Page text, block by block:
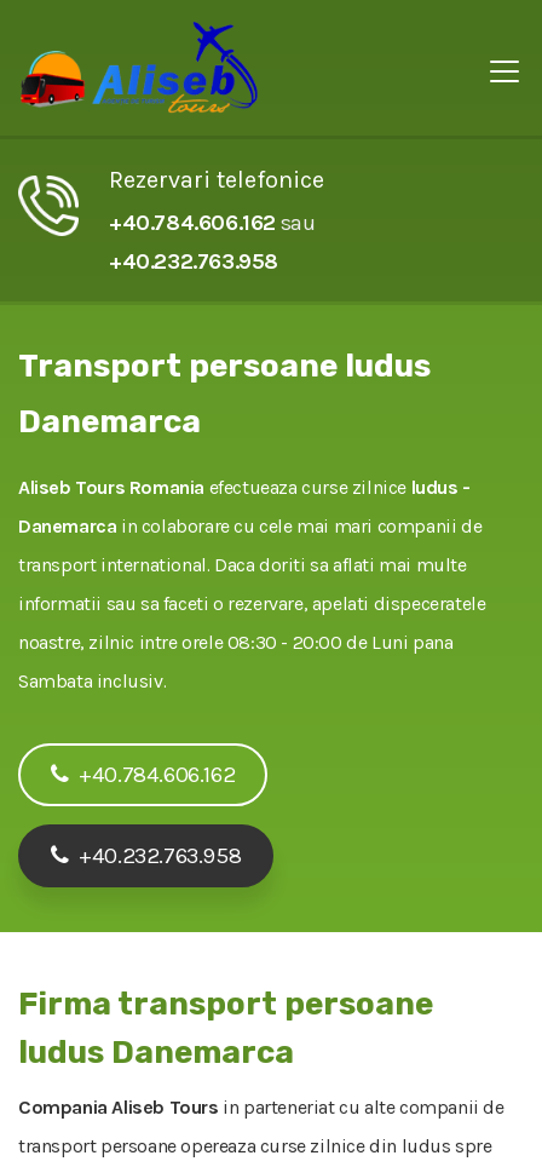
Rezervari telefonice
+40.784.606.162 sau
+40.232.763.958
Transport persoane ludus
Danemarca
Aliseb Tours Romania efectueaza curse zilnice ludus -
Danemarca in colaborare cu cele mai mari companii de
transport international. Daca doriti sa aflati mai multe
informatii sau sa faceti o rezervare, apelati dispeceratele
noastre, zilnic intre orele 08:30 - 20:00 de Luni pana
Sambata inclusiv.
+40.784.606.162
+40.232.763.958
Firma transport persoane
ludus Danemarca
Compania Aliseb Tours in parteneriat cu alte companii de
transport persoane opereaza curse zilnice din ludus spre